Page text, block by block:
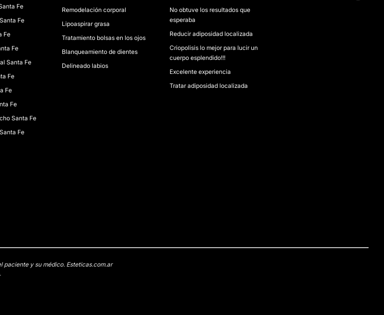
Fe
Fe
Fe
Fe
Santa Fe
Fe
Fe
Fe
Santa Fe
Fe
Remodelación corporal
Lipoaspirar grasa
Tratamiento bolsas en los ojos
Blanqueamiento de dientes
Delineado labios
No obtuve los resultados que
esperaba
Reducir adiposidad localizada
Criopolisis lo mejor para lucir un
cuerpo esplendido!!!
Excelente experiencia
Tratar adiposidad localizada
paciente y su médico. Esteticas.com.ar